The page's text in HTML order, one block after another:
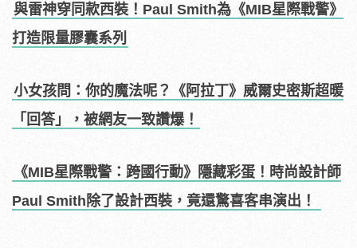
與雷神穿同款西裝！Paul Smith為《MIB星際戰警》
打造限量膠囊系列
小女孩問：你的魔法呢？《阿拉丁》威爾史密斯超暖
「回答」，被網友一致讚爆！
《MIB星際戰警：跨國行動》隱藏彩蛋！時尚設計師
Paul Smith除了設計西裝，竟還驚喜客串演出！